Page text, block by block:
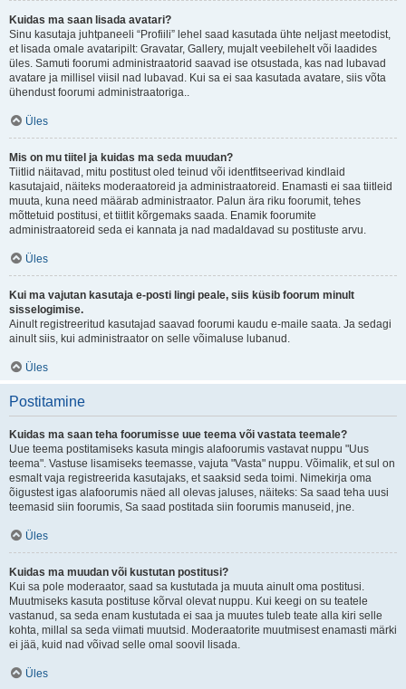
Kuidas ma saan lisada avatari?
Sinu kasutaja juhtpaneeli “Profiili” lehel saad kasutada ühte neljast meetodist,
et lisada omale avataripilt: Gravatar, Gallery, mujalt veebilehelt või laadides
üles. Samuti foorumi administraatorid saavad ise otsustada, kas nad lubavad
avatare ja millisel viisil nad lubavad. Kui sa ei saa kasutada avatare, siis võta
ühendust foorumi administraatoriga..
Üles
Mis on mu tiitel ja kuidas ma seda muudan?
Tiitlid näitavad, mitu postitust oled teinud või identfitseerivad kindlaid
kasutajaid, näiteks moderaatoreid ja administraatoreid. Enamasti ei saa tiitleid
muuta, kuna need määrab administraator. Palun ära riku foorumit, tehes
mõttetuid postitusi, et tiitlit kõrgemaks saada. Enamik foorumite
administraatoreid seda ei kannata ja nad madaldavad su postituste arvu.
Üles
Kui ma vajutan kasutaja e-posti lingi peale, siis küsib foorum minult
sisselogimise.
Ainult registreeritud kasutajad saavad foorumi kaudu e-maile saata. Ja sedagi
ainult siis, kui administraator on selle võimaluse lubanud.
Üles
Postitamine
Kuidas ma saan teha foorumisse uue teema või vastata teemale?
Uue teema postitamiseks kasuta mingis alafoorumis vastavat nuppu "Uus
teema". Vastuse lisamiseks teemasse, vajuta "Vasta" nuppu. Võimalik, et sul on
esmalt vaja registreerida kasutajaks, et saaksid seda toimi. Nimekirja oma
õigustest igas alafoorumis näed all olevas jaluses, näiteks: Sa saad teha uusi
teemasid siin foorumis, Sa saad postitada siin foorumis manuseid, jne.
Üles
Kuidas ma muudan või kustutan postitusi?
Kui sa pole moderaator, saad sa kustutada ja muuta ainult oma postitusi.
Muutmiseks kasuta postituse kõrval olevat nuppu. Kui keegi on su teatele
vastanud, sa seda enam kustutada ei saa ja muutes tuleb teate alla kiri selle
kohta, millal sa seda viimati muutsid. Moderaatorite muutmisest enamasti märki
ei jää, kuid nad võivad selle omal soovil lisada.
Üles